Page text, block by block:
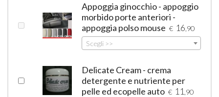
Appoggia ginocchio - appoggio
morbido porte anteriori -
appoggia polso mouse € 16 ,90
Scegli >>
Delicate Cream - crema
detergente e nutriente per
pelle ed ecopelle auto € 11 ,90